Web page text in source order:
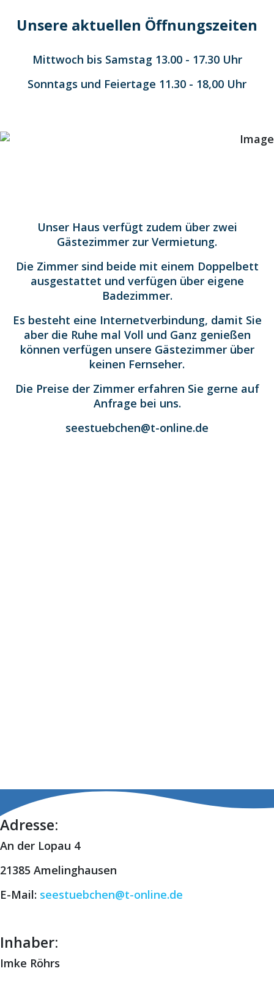
Unsere aktuellen Öffnungszeiten
Mittwoch bis Samstag 13.00 - 17.30 Uhr
Sonntags und Feiertage 11.30 - 18,00 Uhr
Unser Haus verfügt zudem über zwei
Gästezimmer zur Vermietung.
Die Zimmer sind beide mit einem Doppelbett
ausgestattet und verfügen über eigene
Badezimmer.
Es besteht eine Internetverbindung, damit Sie
aber die Ruhe mal Voll und Ganz genießen
können verfügen unsere Gästezimmer über
keinen Fernseher.
Die Preise der Zimmer erfahren Sie gerne auf
Anfrage bei uns.
seestuebchen@t-online.de
Adresse:
An der Lopau 4
21385 Amelinghausen
E-Mail: seestuebchen@t-online.de
Inhaber:
Imke Röhrs